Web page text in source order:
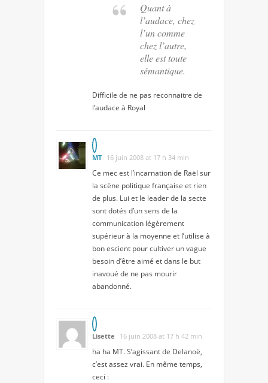
Quant à
l’audace, chez
l’un comme
chez l’autre,
elle est toute
sémantique.
Difficile de ne pas reconnaitre de
l’audace à Royal
MT 16 juin 2008 at 17 h 34 min
Ce mec est l’incarnation de Raël sur
la scène politique française et rien
de plus. Lui et le leader de la secte
sont dotés d’un sens de la
communication légèrement
supérieur à la moyenne et l’utilise à
bon escient pour cultiver un vague
besoin d’être aimé et dans le but
inavoué de ne pas mourir
abandonné.
Lisette 16 juin 2008 at 17 h 42 min
ha ha MT. S’agissant de Delanoë,
c’est assez vrai. En même temps,
ceci :